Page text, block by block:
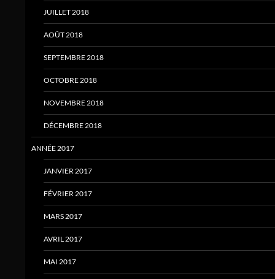
JUILLET 2018
AOÛT 2018
SEPTEMBRE 2018
OCTOBRE 2018
NOVEMBRE 2018
DÉCEMBRE 2018
ANNÉE 2017
JANVIER 2017
FÉVRIER 2017
MARS 2017
AVRIL 2017
MAI 2017